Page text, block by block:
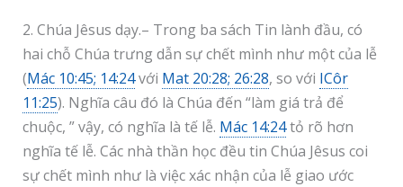
2. Chúa Jêsus dạy.– Trong ba sách Tin lành đầu, có
hai chỗ Chúa trưng dẫn sự chết mình như một của lễ
(Mác 10:45; 14:24với Mat 20:28; 26:28, so với ICôr
11:25). Nghĩa câu đó là Chúa đến “làm giá trả để
chuộc, ” vậy, có nghĩa là tế lễ. Mác 14:24tỏ rõ hơn
nghĩa tế lễ. Các nhà thần học đều tin Chúa Jêsus coi
sự chết mình như là việc xác nhận của lễ giao ước